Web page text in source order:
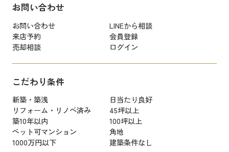
お問い合わせ
お問い合わせ
LINEから相談
来店予約
会員登録
売却相談
ログイン
こだわり条件
新築・築浅
日当たり良好
リフォーム・リノベ済み
45坪以上
築10年以内
100坪以上
ペット可マンション
角地
1000万円以下
建築条件なし